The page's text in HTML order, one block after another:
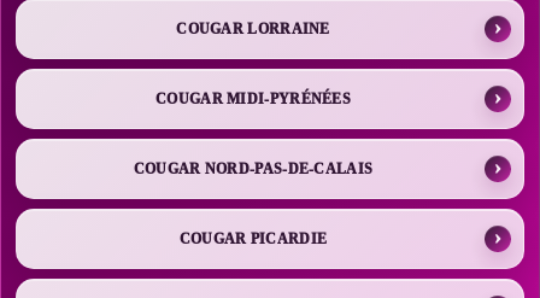
COUGAR LORRAINE
COUGAR MIDI-PYRÉNÉES
COUGAR NORD-PAS-DE-CALAIS
COUGAR PICARDIE